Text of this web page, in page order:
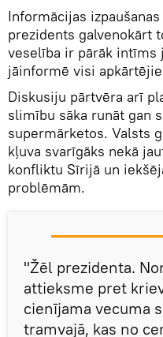
Informācijas
prezidents galvenokārt
veselība ir pārāk intīms
jāinformē visi
Diskusiju pārtvēra arī
slimību sāka runāt gan
supermārketos. Valsts
kļuva svarīgāks nekā
konfliktu Sīrijā un
problēmām.
"Žēl prezidenta.
attieksme pret
cienījama vecuma
tramvajā, kas no